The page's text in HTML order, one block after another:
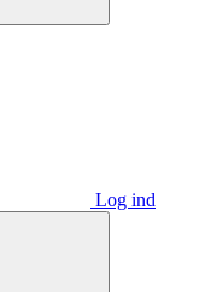
Log ind